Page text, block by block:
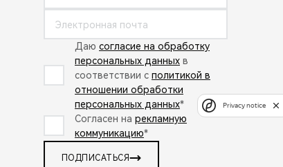
Даю согласие на обработку
персональных данных в
соответствии с политикой в
отношении обработки
персональных данных*
Согласен на рекламную
коммуникацию*
ПОДПИСАТЬСЯ
Privacy notice